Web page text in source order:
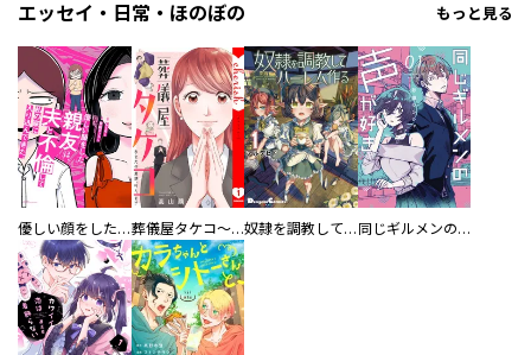
エッセイ・日常・ほのぼの もっと見る
優しい顔をした親友は、夫と不倫して私の家に入り込んできた。 葬儀屋タケコ～あなたの最期、叶えます【電子単行本版】 奴隷を調教してハーレム作る 同じギルメンの声が好き